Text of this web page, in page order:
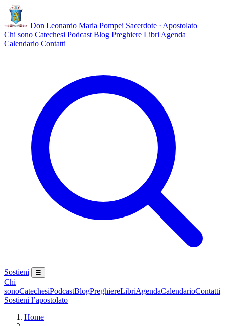
Don Leonardo Maria Pompei Sacerdote · Apostolato
Chi sono Catechesi Podcast Blog Preghiere Libri Agenda
Calendario Contatti
Sostieni ☰
Chi
sonoCatechesiPodcastBlogPreghiereLibriAgendaCalendarioContatti
Sostieni l’apostolato
Home